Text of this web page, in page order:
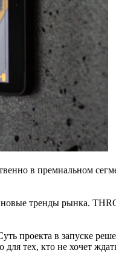
в премиальном
тренды рынка.
проекта в запуске
для тех, кто не хочет